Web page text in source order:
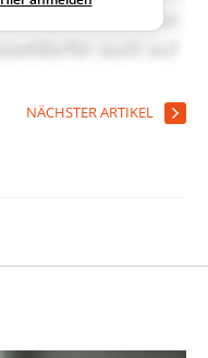
NÄCHSTER ARTIKEL